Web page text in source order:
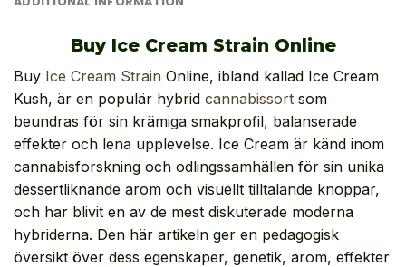
Buy Ice Cream Strain Online
Buy Ice Cream Strain Online, ibland kallad Ice Cream
Kush, är en populär hybrid cannabissort som
beundras för sin krämiga smakprofil, balanserade
effekter och lena upplevelse. Ice Cream är känd inom
cannabisforskning och odlingssamhällen för sin unika
dessertliknande arom och visuellt tilltalande knoppar,
och har blivit en av de mest diskuterade moderna
hybriderna. Den här artikeln ger en pedagogisk
översikt över dess egenskaper, genetik, arom, effekter